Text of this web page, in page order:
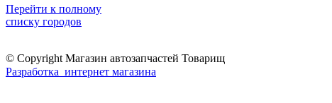
Перейти к полному
списку городов
© Copyright Магазин автозапчастей Товарищ
Разработка интернет магазина